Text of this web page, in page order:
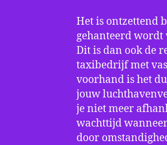
Het is ontzettend
gehanteerd wordt
Dit is dan ook de
taxibedrijf met
voorhand is het
jouw
je niet meer
wachttijd
door